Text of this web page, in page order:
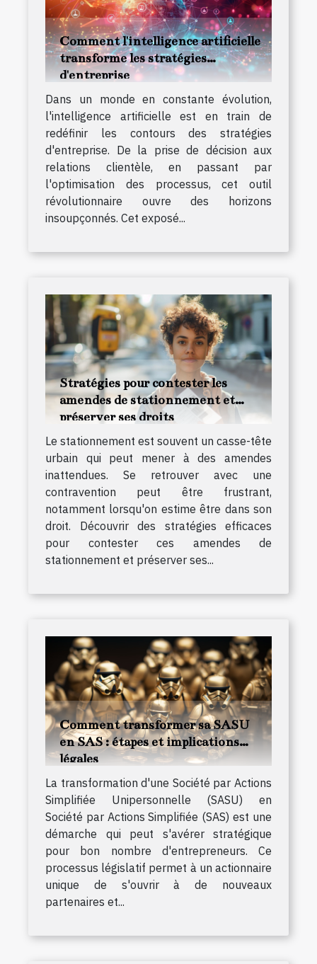
Comment l'intelligence artificielle
transforme les stratégies
d'entreprise
Dans un monde en constante évolution,
l'intelligence artificielle est en train de
redéfinir les contours des stratégies
d'entreprise. De la prise de décision aux
relations clientèle, en passant par
l'optimisation des processus, cet outil
révolutionnaire ouvre des horizons
insoupçonnés. Cet exposé...
Stratégies pour contester les
amendes de stationnement et
préserver ses droits
Le stationnement est souvent un casse-tête
urbain qui peut mener à des amendes
inattendues. Se retrouver avec une
contravention peut être frustrant,
notamment lorsqu'on estime être dans son
droit. Découvrir des stratégies efficaces
pour contester ces amendes de
stationnement et préserver ses...
Comment transformer sa SASU
en SAS : étapes et implications
légales
La transformation d'une Société par Actions
Simplifiée Unipersonnelle (SASU) en
Société par Actions Simplifiée (SAS) est une
démarche qui peut s'avérer stratégique
pour bon nombre d'entrepreneurs. Ce
processus législatif permet à un actionnaire
unique de s'ouvrir à de nouveaux
partenaires et...